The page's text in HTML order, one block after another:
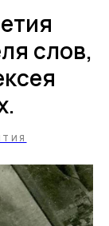
слов,